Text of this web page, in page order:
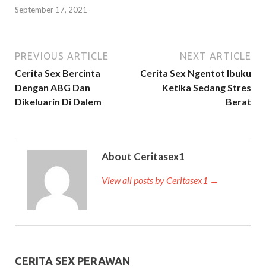
September 17, 2021
PREVIOUS ARTICLE
Cerita Sex Bercinta
Dengan ABG Dan
Dikeluarin Di Dalem
NEXT ARTICLE
Cerita Sex Ngentot Ibuku
Ketika Sedang Stres
Berat
About Ceritasex1
View all posts by Ceritasex1 →
CERITA SEX PERAWAN